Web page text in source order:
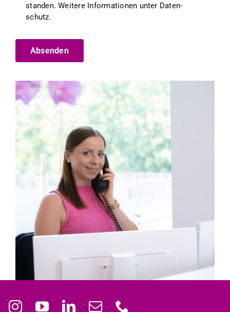
standen. Weit­ere Infor­ma­tio­nen unter Daten­
schutz.
Absenden